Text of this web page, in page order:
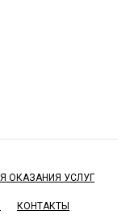
ОКАЗАНИЯ УСЛУГ
КОНТАКТЫ